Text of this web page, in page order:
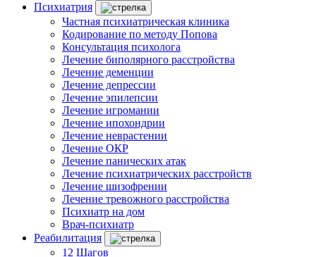
Психиатрия
Частная психиатрическая клиника
Кодирование по методу Попова
Консультация психолога
Лечение биполярного расстройства
Лечение деменции
Лечение депрессии
Лечение эпилепсии
Лечение игромании
Лечение ипохондрии
Лечение неврастении
Лечение ОКР
Лечение панических атак
Лечение психиатрических расстройств
Лечение шизофрении
Лечение тревожного расстройства
Психиатр на дом
Врач-психиатр
Реабилитация
12 Шагов